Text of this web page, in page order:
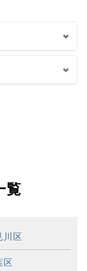
覧
川区
区